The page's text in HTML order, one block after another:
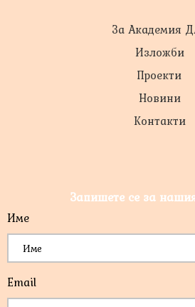
За Академия
Изложби
Проекти
Новини
Контакти
Запишете се за
Име
Email